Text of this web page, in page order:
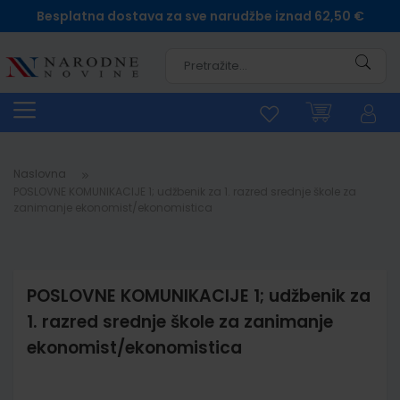
Besplatna dostava za sve narudžbe iznad 62,50 €
Naslovna
POSLOVNE KOMUNIKACIJE 1; udžbenik za
1. razred srednje škole za zanimanje
ekonomist/ekonomistica